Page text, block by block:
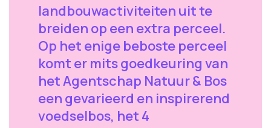
landbouwactiviteiten uit te
breiden op een extra perceel.
Op het enige beboste perceel
komt er mits goedkeuring van
het Agentschap Natuur & Bos
een gevarieerd en inspirerend
voedselbos, het 4